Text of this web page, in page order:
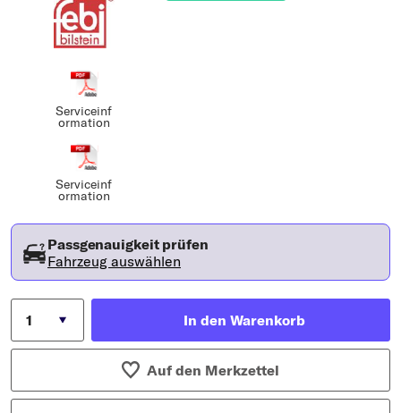
Serviceinf
ormation
Serviceinf
ormation
Passgenauigkeit prüfen
Fahrzeug auswählen
In den Warenkorb
Auf den Merkzettel